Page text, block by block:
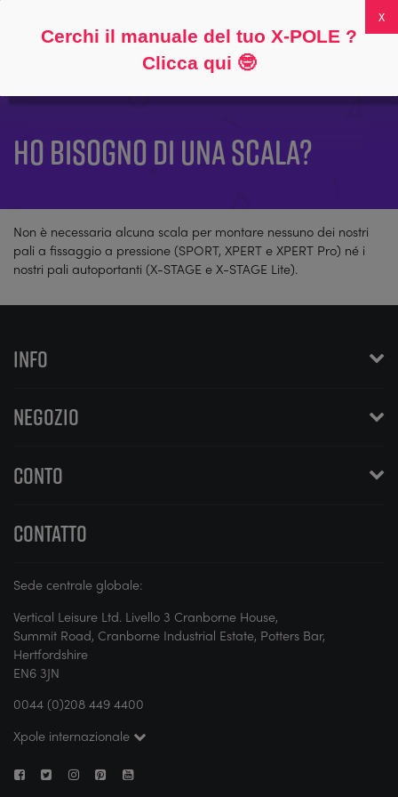
HO BISOGNO DI UNA SCALA?
Non è necessaria alcuna scala per montare nessuno dei nostri
pali a fissaggio a pressione (SPORT, XPERT e XPERT Pro) né i
nostri pali autoportanti (X-STAGE e X-STAGE Lite).
INFO
NEGOZIO
CONTO
CONTATTO
Sede centrale globale:
Vertical Leisure Ltd. Livello 3 Cranborne House,
Summit Road, Cranborne Industrial Estate, Potters Bar,
Hertfordshire
EN6 3JN
0044 (0)208 449 4400
Xpole internazionale
Cerchi il manuale del tuo X-POLE ?
Clicca qui 🤓